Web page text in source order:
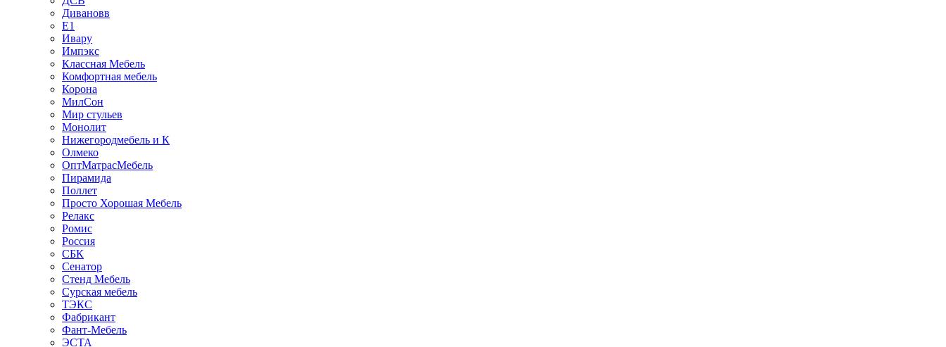
Дивановв
Е1
Ивару
Импэкс
Классная Мебель
Комфортная мебель
Корона
МилСон
Мир стульев
Монолит
Нижегородмебель и К
Олмеко
ОптМатрасМебель
Пирамида
Поллет
Просто Хорошая Мебель
Релакс
Ромис
Россия
СБК
Сенатор
Стенд Мебель
Сурская мебель
ТЭКС
Фабрикант
Фант-Мебель
ЭСТА